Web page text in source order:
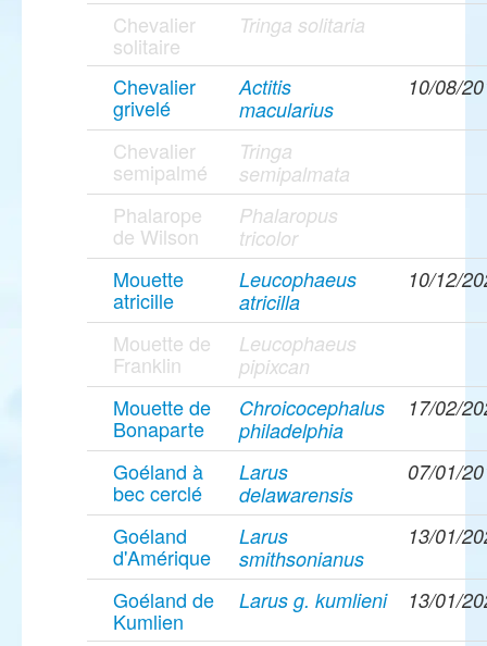
Chevalier
solitaire
Tringa solitaria
Chevalier
grivelé
Actitis
macularius
10/08/
Chevalier
semipalmé
Tringa
semipalmata
Phalarope
de Wilson
Phalaropus
tricolor
Mouette
atricille
Leucophaeus
atricilla
10/12/
Mouette de
Franklin
Leucophaeus
pipixcan
Mouette de
Bonaparte
Chroicocephalus
philadelphia
17/02/
Goéland à
bec cerclé
Larus
delawarensis
07/01/
Goéland
d'Amérique
Larus
smithsonianus
13/01/
Goéland de
Kumlien
Larus g. kumlieni 13/01/